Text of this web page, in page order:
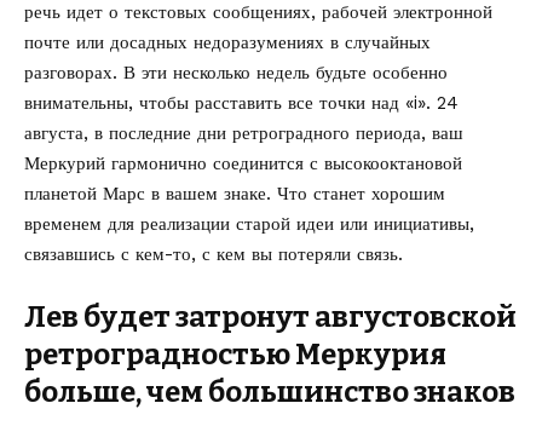
речь идет о текстовых сообщениях, рабочей электронной
почте или досадных недоразумениях в случайных
разговорах. В эти несколько недель будьте особенно
внимательны, чтобы расставить все точки над «i». 24
августа, в последние дни ретроградного периода, ваш
Меркурий гармонично соединится с высокооктановой
планетой Марс в вашем знаке. Что станет хорошим
временем для реализации старой идеи или инициативы,
связавшись с кем-то, с кем вы потеряли связь.
Лев будет затронут августовской
ретроградностью Меркурия
больше, чем большинство знаков